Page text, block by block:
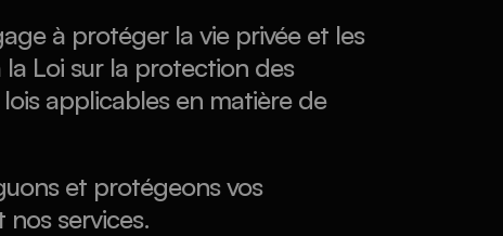
à protéger la vie privée et les
Loi sur la protection des
applicables en matière de
et protégeons vos
services.